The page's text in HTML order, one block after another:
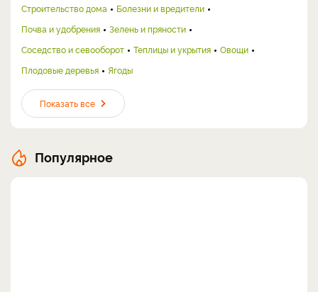
Строительство дома
Болезни и вредители
Почва и удобрения
Зелень и пряности
Соседство и севооборот
Теплицы и укрытия
Овощи
Плодовые деревья
Ягоды
Показать все
Популярное